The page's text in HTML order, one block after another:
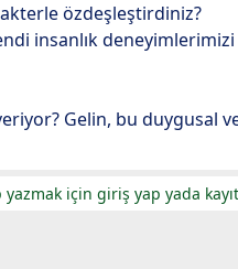
özdeşleştirdiniz?
insanlık deneyimlerimizi
Gelin, bu duygusal
yazmak için giriş yap yada